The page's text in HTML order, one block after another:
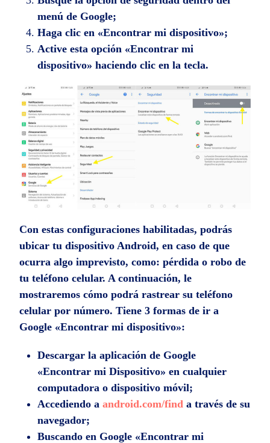
menú de Google;
Haga clic en «Encontrar mi dispositivo»;
Active esta opción «Encontrar mi
dispositivo» haciendo clic en la tecla.
Con estas configuraciones habilitadas, podrás
ubicar tu dispositivo Android, en caso de que
ocurra algo imprevisto, como: pérdida o robo de
tu teléfono celular. A continuación, le
mostraremos cómo podrá rastrear su teléfono
celular por número. Tiene 3 formas de ir a
Google «Encontrar mi dispositivo»:
Descargar la aplicación de Google
«Encontrar mi Dispositivo» en cualquier
computadora o dispositivo móvil;
Accediendo aandroid.com/find a través de su
navegador;
Buscando en Google «Encontrar mi